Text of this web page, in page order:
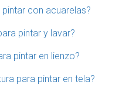
con acuarelas?
pintar y lavar?
pintar en lienzo?
para pintar en tela?